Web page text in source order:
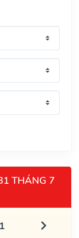
THÁNG 7